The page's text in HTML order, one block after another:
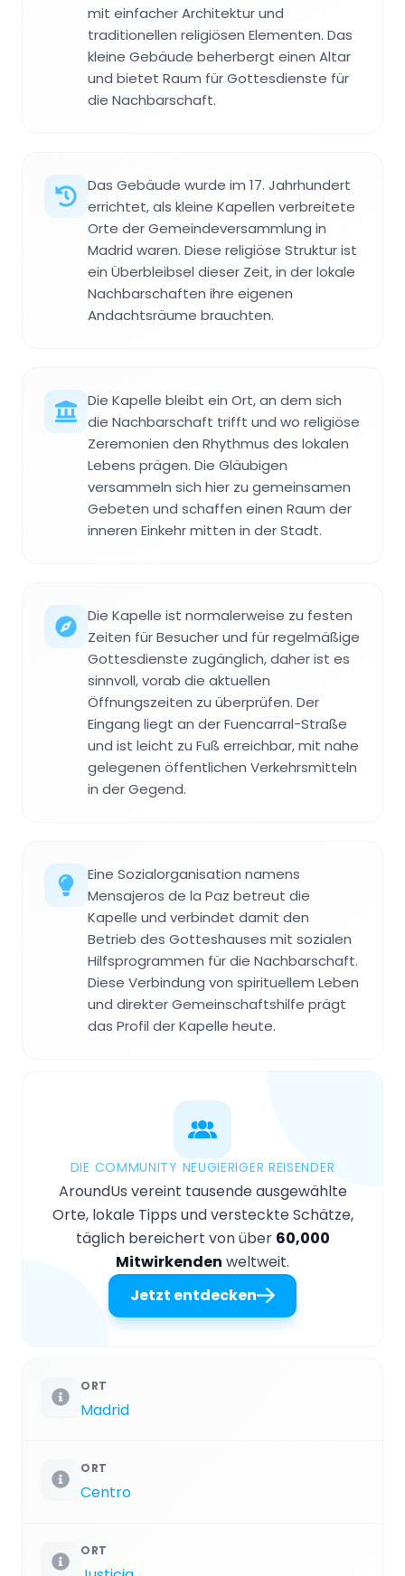
mit einfacher Architektur und
traditionellen religiösen Elementen. Das
kleine Gebäude beherbergt einen Altar
und bietet Raum für Gottesdienste für
die Nachbarschaft.
Das Gebäude wurde im 17. Jahrhundert
errichtet, als kleine Kapellen verbreitete
Orte der Gemeindeversammlung in
Madrid waren. Diese religiöse Struktur ist
ein Überbleibsel dieser Zeit, in der lokale
Nachbarschaften ihre eigenen
Andachtsräume brauchten.
Die Kapelle bleibt ein Ort, an dem sich
die Nachbarschaft trifft und wo religiöse
Zeremonien den Rhythmus des lokalen
Lebens prägen. Die Gläubigen
versammeln sich hier zu gemeinsamen
Gebeten und schaffen einen Raum der
inneren Einkehr mitten in der Stadt.
Die Kapelle ist normalerweise zu festen
Zeiten für Besucher und für regelmäßige
Gottesdienste zugänglich, daher ist es
sinnvoll, vorab die aktuellen
Öffnungszeiten zu überprüfen. Der
Eingang liegt an der Fuencarral-Straße
und ist leicht zu Fuß erreichbar, mit nahe
gelegenen öffentlichen Verkehrsmitteln
in der Gegend.
Eine Sozialorganisation namens
Mensajeros de la Paz betreut die
Kapelle und verbindet damit den
Betrieb des Gotteshauses mit sozialen
Hilfsprogrammen für die Nachbarschaft.
Diese Verbindung von spirituellem Leben
und direkter Gemeinschaftshilfe prägt
das Profil der Kapelle heute.
DIE COMMUNITY NEUGIERIGER REISENDER
AroundUs vereint tausende ausgewählte
Orte, lokale Tipps und versteckte Schätze,
täglich bereichert von über 60,000
Mitwirkenden weltweit.
Jetzt entdecken
ORT
Madrid
ORT
Centro
ORT